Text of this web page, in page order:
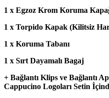
1 x Egzoz Krom Koruma
1 x Torpido Kapak (Kilitsiz
1 x Koruma Tabanı
1 x Sırt Dayamalı Bagaj
+ Bağlantı Klips ve Bağlantı
Cappucino Logoları Setin